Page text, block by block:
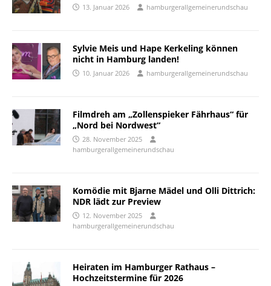
13. Januar 2026 hamburgerallgemeinerundschau
Sylvie Meis und Hape Kerkeling können
nicht in Hamburg landen!
10. Januar 2026 hamburgerallgemeinerundschau
Filmdreh am „Zollenspieker Fährhaus“ für
„Nord bei Nordwest“
28. November 2025
hamburgerallgemeinerundschau
Komödie mit Bjarne Mädel und Olli Dittrich:
NDR lädt zur Preview
12. November 2025
hamburgerallgemeinerundschau
Heiraten im Hamburger Rathaus –
Hochzeitstermine für 2026